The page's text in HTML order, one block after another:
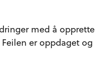
med å opprette
er oppdaget og